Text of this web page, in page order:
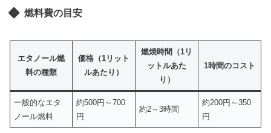
燃料費の目安
エタノール燃
料の種類
価格（1リット
ルあたり）
燃焼時間（1リ
ットルあた
り）
1時間のコスト
一般的なエタ
ノール燃料
約500円～700
円
約2～3時間
約200円～350
円